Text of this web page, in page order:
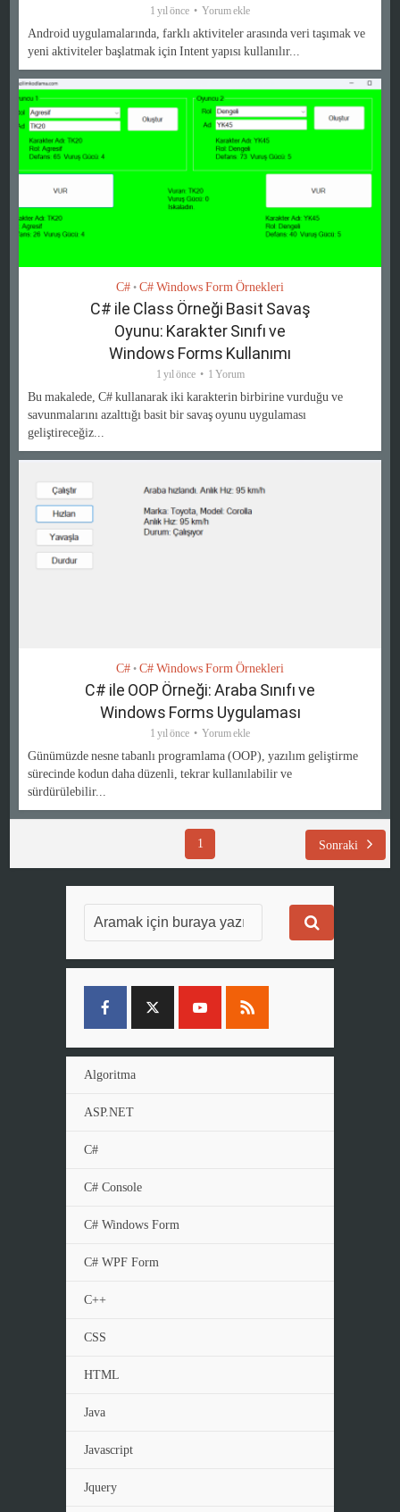
1 yıl önce Yorum ekle
Android uygulamalarında, farklı aktiviteler arasında veri taşımak ve
yeni aktiviteler başlatmak için Intent yapısı kullanılır...
C# • C# Windows Form Örnekleri
C# ile Class Örneği Basit Savaş
Oyunu: Karakter Sınıfı ve
Windows Forms Kullanımı
1 yıl önce 1 Yorum
Bu makalede, C# kullanarak iki karakterin birbirine vurduğu ve
savunmalarını azalttığı basit bir savaş oyunu uygulaması
geliştireceğiz...
C# • C# Windows Form Örnekleri
C# ile OOP Örneği: Araba Sınıfı ve
Windows Forms Uygulaması
1 yıl önce Yorum ekle
Günümüzde nesne tabanlı programlama (OOP), yazılım geliştirme
sürecinde kodun daha düzenli, tekrar kullanılabilir ve
sürdürülebilir...
1 Sonraki
Algoritma
ASP.NET
C#
C# Console
C# Windows Form
C# WPF Form
C++
CSS
HTML
Java
Javascript
Jquery